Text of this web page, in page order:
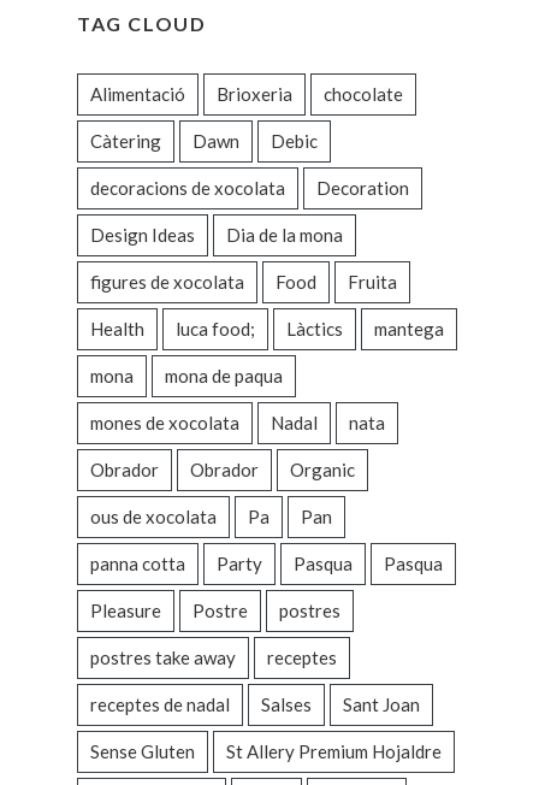
TAG CLOUD
Alimentació Brioxeria chocolate
Càtering Dawn Debic
decoracions de xocolata Decoration
Design Ideas Dia de la mona
figures de xocolata Food Fruita
Health luca food; Làctics mantega
mona mona de paqua
mones de xocolata Nadal nata
Obrador Obrador Organic
ous de xocolata Pa Pan
panna cotta Party Pasqua Pasqua
Pleasure Postre postres
postres take away receptes
receptes de nadal Salses Sant Joan
Sense Gluten St Allery Premium Hojaldre